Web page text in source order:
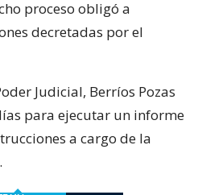
proceso obligó a
decretadas por el
Judicial, Berríos Pozas
para ejecutar un informe
a cargo de la